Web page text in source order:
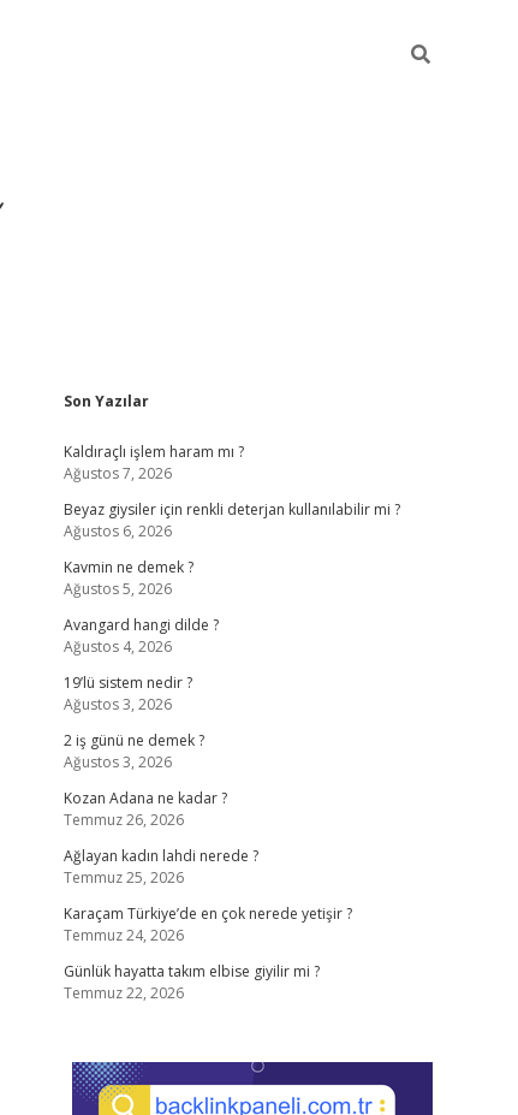
Sidebar
Son Yazılar
Kaldıraçlı işlem haram mı ?
Ağustos 7, 2026
Beyaz giysiler için renkli deterjan kullanılabilir mi ?
Ağustos 6, 2026
Kavmin ne demek ?
Ağustos 5, 2026
Avangard hangi dilde ?
Ağustos 4, 2026
19’lü sistem nedir ?
Ağustos 3, 2026
2 iş günü ne demek ?
Ağustos 3, 2026
Kozan Adana ne kadar ?
Temmuz 26, 2026
Ağlayan kadın lahdi nerede ?
Temmuz 25, 2026
Karaçam Türkiye’de en çok nerede yetişir ?
Temmuz 24, 2026
Günlük hayatta takım elbise giyilir mi ?
Temmuz 22, 2026
ilbet yeni giriş